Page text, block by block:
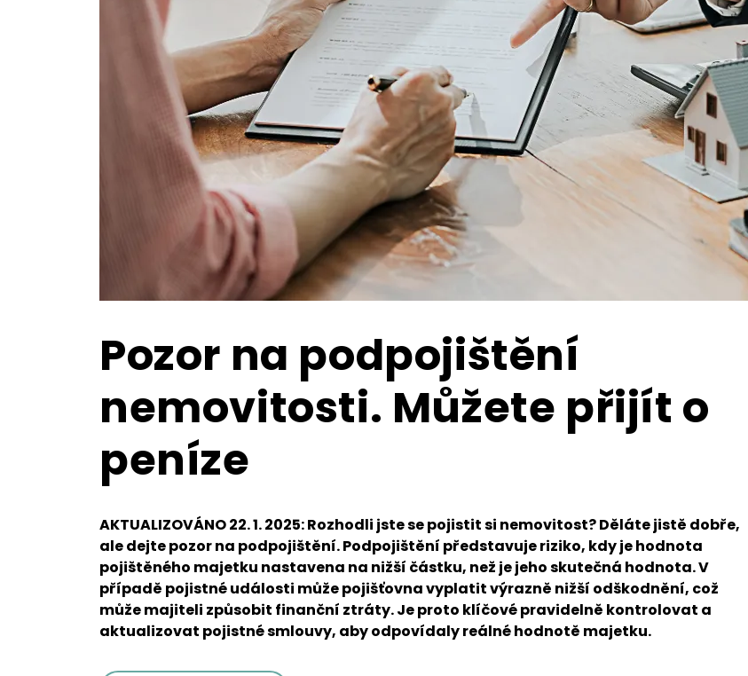
Pozor na podpojištění
nemovitosti. Můžete přijít o
peníze
AKTUALIZOVÁNO 22. 1. 2025: Rozhodli jste se pojistit si nemovitost? Děláte jistě dobře,
ale dejte pozor na podpojištění. Podpojištění představuje riziko, kdy je hodnota
pojištěného majetku nastavena na nižší částku, než je jeho skutečná hodnota. V
případě pojistné události může pojišťovna vyplatit výrazně nižší odškodnění, což
může majiteli způsobit finanční ztráty. Je proto klíčové pravidelně kontrolovat a
aktualizovat pojistné smlouvy, aby odpovídaly reálné hodnotě majetku.